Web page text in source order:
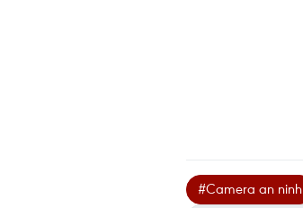
#Camera an ninh